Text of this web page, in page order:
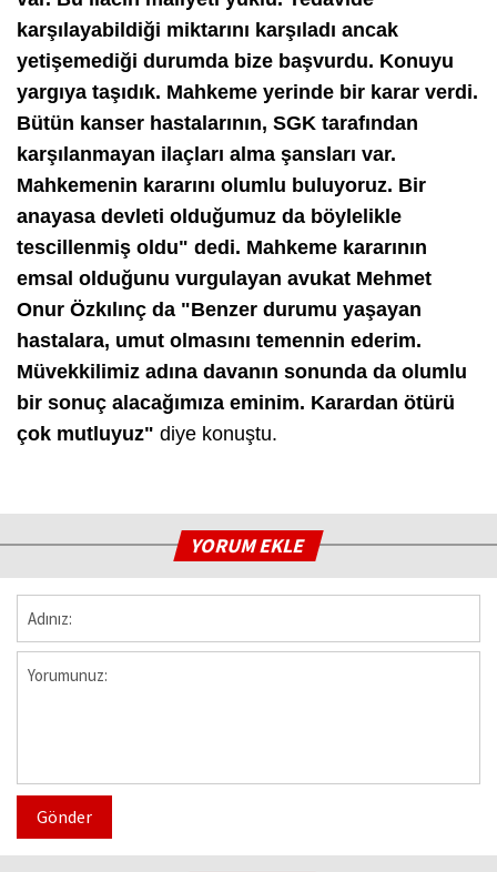
karşılayabildiği miktarını karşıladı ancak
yetişemediği durumda bize başvurdu. Konuyu
yargıya taşıdık. Mahkeme yerinde bir karar verdi.
Bütün kanser hastalarının, SGK tarafından
karşılanmayan ilaçları alma şansları var.
Mahkemenin kararını olumlu buluyoruz. Bir
anayasa devleti olduğumuz da böylelikle
tescillenmiş oldu" dedi. Mahkeme kararının
emsal olduğunu vurgulayan avukat Mehmet
Onur Özkılınç da "Benzer durumu yaşayan
hastalara, umut olmasını temennin ederim.
Müvekkilimiz adına davanın sonunda da olumlu
bir sonuç alacağımıza eminim. Karardan ötürü
çok mutluyuz" diye konuştu.
YORUM EKLE
Gönder